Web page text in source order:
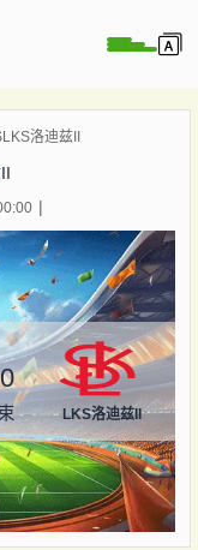
洛迪兹II
0
LKS洛迪兹II